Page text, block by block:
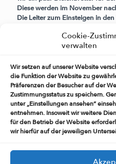
Cookie-
verwalten
Wir setzen auf unserer Website
die Funktion der Website zu
Präferenzen der Besucher auf der
Zustimmungsstatus zu speichern.
unter „Einstellungen ansehen“
entnehmen. Insoweit wir weitere
für den Betrieb der Website
wir hierfür auf der jeweiligen
Diese werden im November
Die Leiter zum Einsteigen in
Zum Abschluss der 72 h-
Gemeindemitglieder zum
eingeladen. Der Wehrführer und
Aktion einen gemütlichen
Ganz nach dem Motto: